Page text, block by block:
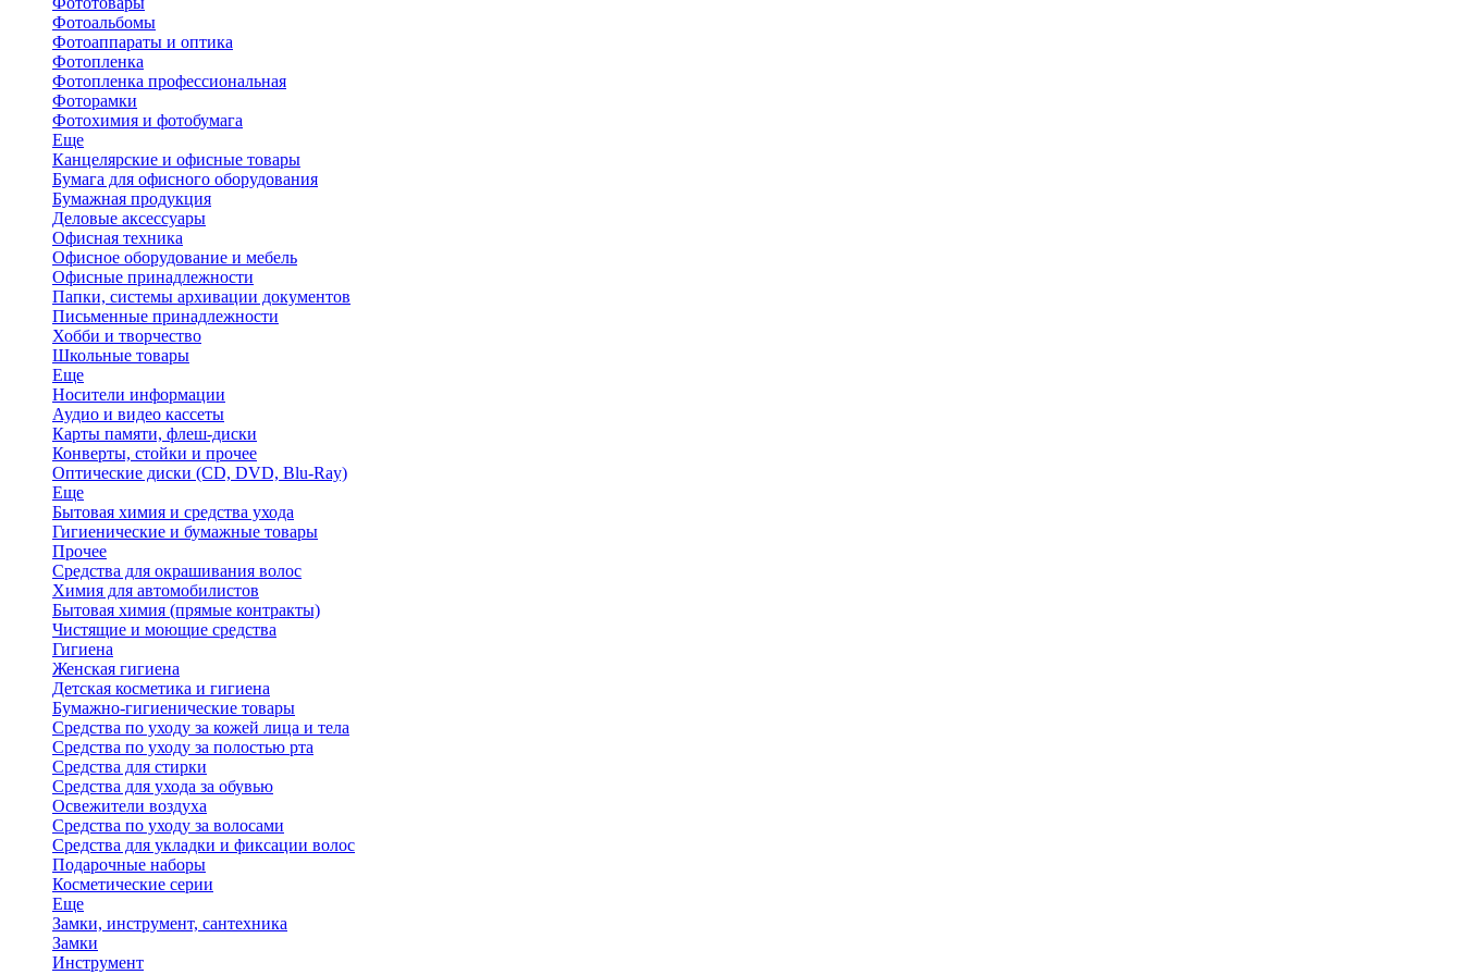
Фотоальбомы
Фотоаппараты и оптика
Фотопленка
Фотопленка профессиональная
Фоторамки
Фотохимия и фотобумага
Еще
Канцелярские и офисные товары
Бумага для офисного оборудования
Бумажная продукция
Деловые аксессуары
Офисная техника
Офисное оборудование и мебель
Офисные принадлежности
Папки, системы архивации документов
Письменные принадлежности
Хобби и творчество
Школьные товары
Еще
Носители информации
Аудио и видео кассеты
Карты памяти, флеш-диски
Конверты, стойки и прочее
Оптические диски (CD, DVD, Blu-Ray)
Еще
Бытовая химия и средства ухода
Гигиенические и бумажные товары
Прочее
Средства для окрашивания волос
Химия для автомобилистов
Бытовая химия (прямые контракты)
Чистящие и моющие средства
Гигиена
Женская гигиена
Детская косметика и гигиена
Бумажно-гигиенические товары
Средства по уходу за кожей лица и тела
Средства по уходу за полостью рта
Средства для стирки
Средства для ухода за обувью
Освежители воздуха
Средства по уходу за волосами
Средства для укладки и фиксации волос
Подарочные наборы
Косметические серии
Еще
Замки, инструмент, сантехника
Замки
Инструмент